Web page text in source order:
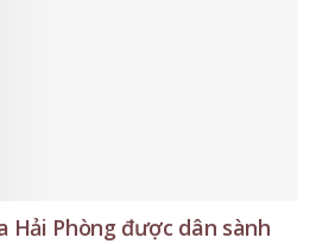
Hải Phòng được dân sành